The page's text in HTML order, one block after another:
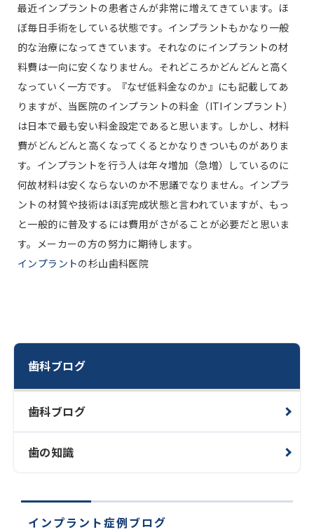
歯科ブログ
歯科ブログ
歯の知識
インプラント症例ブログ
最近インプラントの患者さんが非常に増えてきています。ほ
ぼ毎日手術をしている状態です。インプラントもかなり一般
的な治療になってきています。それなのにインプラントの材
料費は一向に安くなりません。それどころかどんどんと高く
なっていく一方です。『なぜ低料金なのか』にも記載してあ
りますが、当医院のインプラントの料金（ITIインプラント）
は日本で最も安い料金設定であると思います。しかし、材料
費がどんどんと高くなってくるとかなりきついものがありま
す。インプラントを行う人は年々増加（急増）しているのに
何故材料は安くならないのか不思議でなりません。インプラ
ントの材質や技術はほぼ完成状態と言われていますが、もっ
と一般的に普及するには費用がさがることが必要だと思いま
す。メーカーの方の努力に期待します。
インプラントの杉山歯科医院